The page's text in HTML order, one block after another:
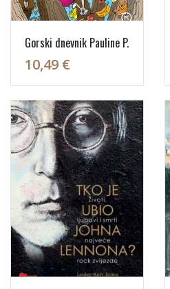
Gorski dnevnik Pauline P.
10,49 €